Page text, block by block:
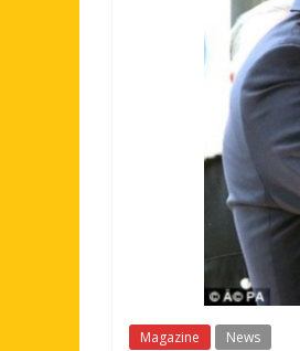
Magazine News